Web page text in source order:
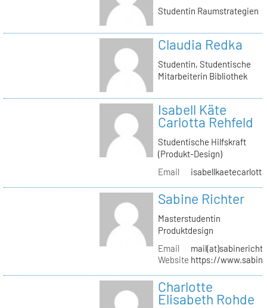
Studentin Raumstrategien
Claudia Redka
Studentin, Studentische
Mitarbeiterin Bibliothek
Isabell Käte
Carlotta Rehfeld
Studentische Hilfskraft
(Produkt-Design)
Email
Sabine Richter
Masterstudentin
Produktdesign
Email
Website https://
Charlotte
Elisabeth Rohde